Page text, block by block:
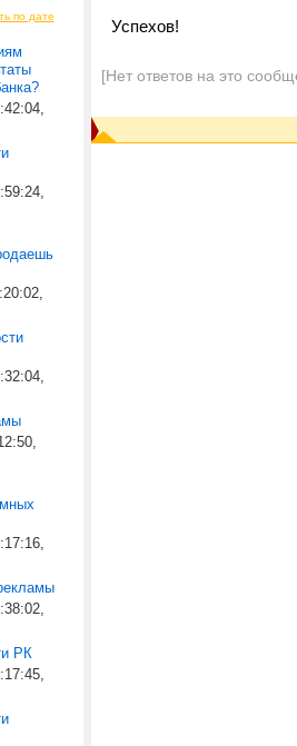
по дате
РК
Успехов!
[Нет ответов на это